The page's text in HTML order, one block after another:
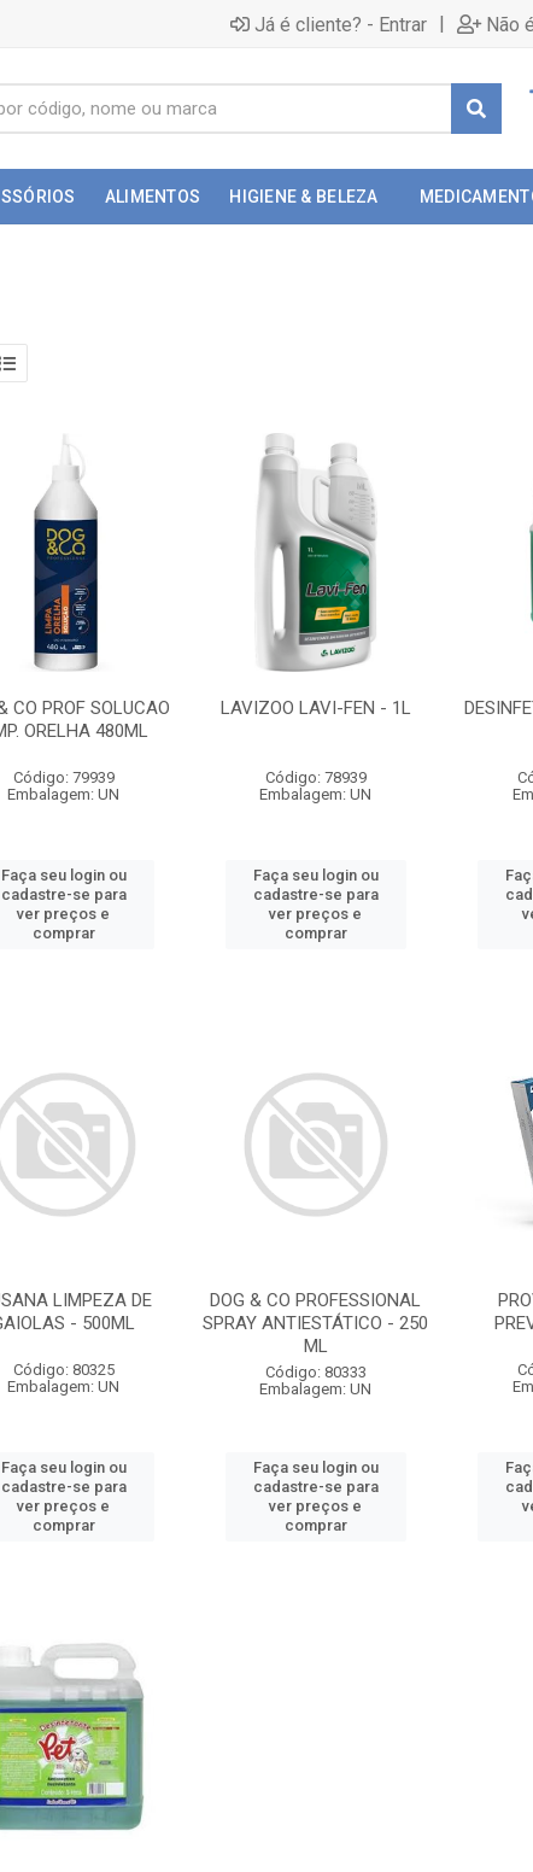
Já é cliente? - Entrar | Não
ALIMENTOS HIGIENE & BELEZA
CO PROF SOLUCAO
ORELHA 480ML
Código: 79939
Embalagem: UN
Faça seu login ou
cadastre-se para
ver preços e
comprar
LAVIZOO LAVI-FEN - 1L
Código: 78939
Embalagem: UN
Faça seu login ou
cadastre-se para
ver preços e
comprar
LIMPEZA DE
- 500ML
Código: 80325
Embalagem: UN
Faça seu login ou
cadastre-se para
ver preços e
comprar
DOG & CO PROFESSIONAL
SPRAY ANTIESTÁTICO - 250
ML
Código: 80333
Embalagem: UN
Faça seu login ou
cadastre-se para
ver preços e
comprar